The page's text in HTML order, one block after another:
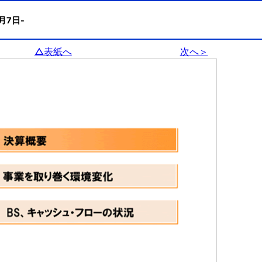
7日-
△表紙へ 次へ＞